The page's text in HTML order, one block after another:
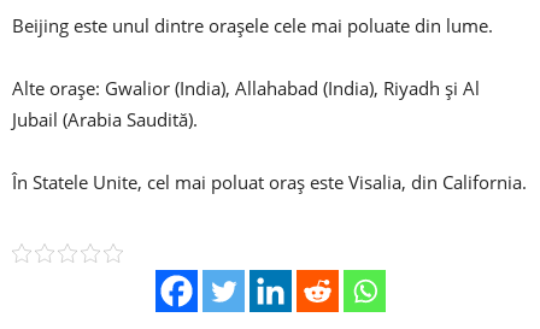
Beijing este unul dintre orașele cele mai poluate din lume.
Alte orașe: Gwalior (India), Allahabad (India), Riyadh și Al
Jubail (Arabia Saudită).
În Statele Unite, cel mai poluat oraș este Visalia, din California.